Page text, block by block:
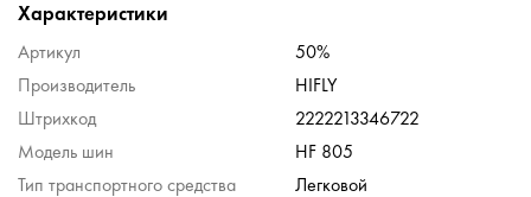
Характеристики
Артикул
50%
Производитель
HIFLY
Штрихкод
2222213346722
Модель шин
HF 805
Тип транспортного средства
Легковой